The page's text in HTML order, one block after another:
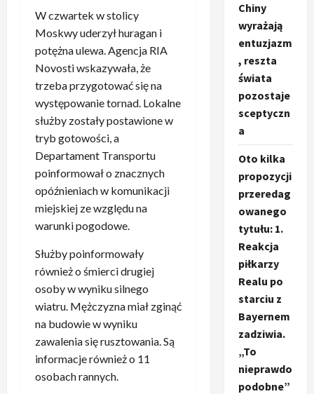
W czwartek w stolicy
Moskwy uderzył huragan i
potężna ulewa. Agencja RIA
Novosti wskazywała, że
trzeba przygotować się na
występowanie tornad. Lokalne
służby zostały postawione w
tryb gotowości, a
Departament Transportu
poinformował o znacznych
opóźnieniach w komunikacji
miejskiej ze względu na
warunki pogodowe.
Służby poinformowały
również o śmierci drugiej
osoby w wyniku silnego
wiatru. Mężczyzna miał zginąć
na budowie w wyniku
zawalenia się rusztowania. Są
informacje również o 11
osobach rannych.
Chiny
wyrażają
entuzjazm
, reszta
świata
pozostaje
sceptyczn
a
Oto kilka
propozycji
przeredag
owanego
tytułu: 1.
Reakcja
piłkarzy
Realu po
starciu z
Bayernem
zadziwia.
„To
nieprawdo
podobne”